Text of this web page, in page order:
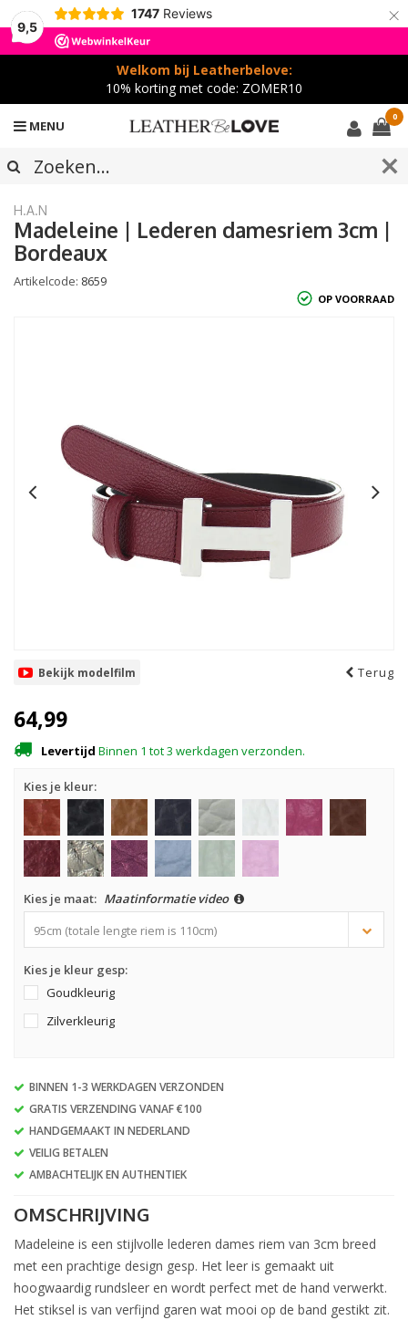
9,5
1747 Reviews ×
Welkom bij Leatherbelove:
10% korting met code: ZOMER10
MENU
0
H.A.N
Madeleine | Lederen damesriem 3cm |
Bordeaux
Artikelcode: 8659
OP VOORRAAD
Bekijk modelfilm Terug
64,99
Levertijd Binnen 1 tot 3 werkdagen verzonden.
Kies je kleur:
Kies je maat: Maatinformatie video
95cm (totale lengte riem is 110cm)
Kies je kleur gesp:
Goudkleurig
Zilverkleurig
BINNEN 1-3 WERKDAGEN VERZONDEN
GRATIS VERZENDING VANAF €100
HANDGEMAAKT IN NEDERLAND
VEILIG BETALEN
AMBACHTELIJK EN AUTHENTIEK
OMSCHRIJVING
Madeleine is een stijlvolle lederen dames riem van 3cm breed
met een prachtige design gesp. Het leer is gemaakt uit
hoogwaardig rundsleer en wordt perfect met de hand verwerkt.
Het stiksel is van verfijnd garen wat mooi op de band gestikt zit.